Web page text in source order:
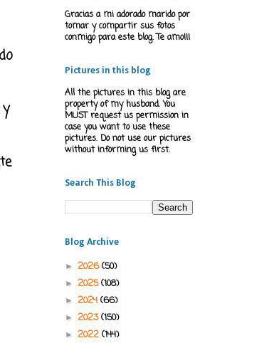
Gracias a mi adorado marido por
tomar y compartir sus fotos
conmigo para este blog. Te amo!!!
Pictures in this blog
All the pictures in this blog are
property of my husband. You
MUST request us permission in
case you want to use these
pictures. Do not use our pictures
without informing us first.
Search This Blog
Blog Archive
► 2026(50)
► 2025(108)
► 2024 (66)
► 2023(150)
► 2022 (144)